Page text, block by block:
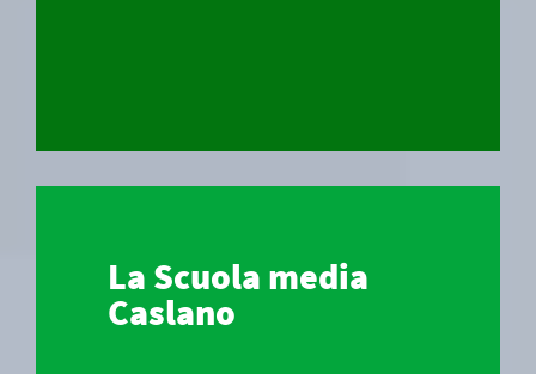
La Scuola media
Caslano